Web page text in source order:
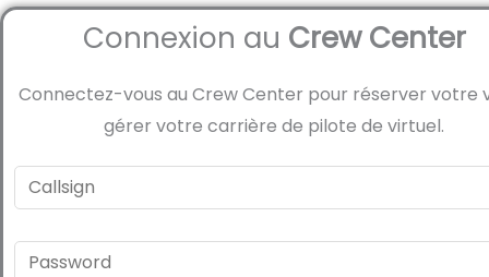
Connexion au Crew Center
Connectez-vous au Crew Center pour réserver votre
gérer votre carrière de pilote de virtuel.